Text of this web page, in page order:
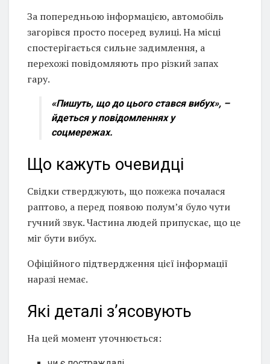
За попередньою інформацією, автомобіль
загорівся просто посеред вулиці. На місці
спостерігається сильне задимлення, а
перехожі повідомляють про різкий запах
гару.
«Пишуть, що до цього стався вибух», –
йдеться у повідомленнях у
соцмережах.
Що кажуть очевидці
Свідки стверджують, що пожежа почалася
раптово, а перед появою полум’я було чути
гучний звук. Частина людей припускає, що це
міг бути вибух.
Офіційного підтвердження цієї інформації
наразі немає.
Які деталі з’ясовують
На цей момент уточнюється: